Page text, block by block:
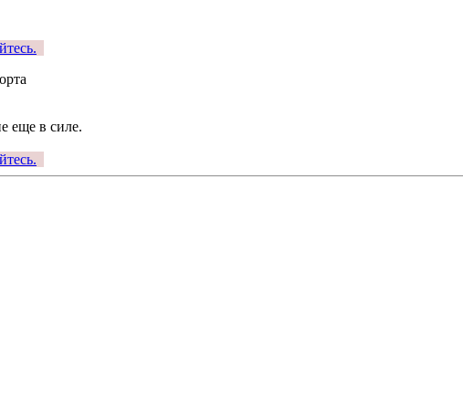
еще в силе.